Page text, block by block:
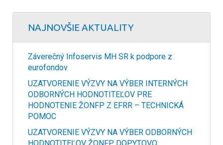
NAJNOVŠIE AKTUALITY
Záverečný Infoservis MH SR k podpore z
eurofondov
UZATVORENIE VÝZVY NA VÝBER INTERNÝCH
ODBORNÝCH HODNOTITEĽOV PRE
HODNOTENIE ŽONFP Z EFRR – TECHNICKÁ
POMOC
UZATVORENIE VÝZVY NA VÝBER ODBORNÝCH